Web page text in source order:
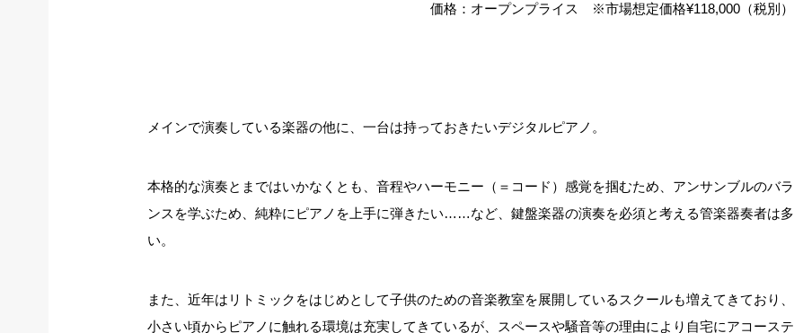
価格：オープンプライス ※市場想定価格¥118,000（税別）
メインで演奏している楽器の他に、一台は持っておきたいデジタルピアノ。
本格的な演奏とまではいかなくとも、音程やハーモニー（＝コード）感覚を掴むため、アンサンブルのバラ
ンスを学ぶため、純粋にピアノを上手に弾きたい……など、鍵盤楽器の演奏を必須と考える管楽器奏者は多
い。
また、近年はリトミックをはじめとして子供のための音楽教室を展開しているスクールも増えてきており、
小さい頃からピアノに触れる環境は充実してきているが、スペースや騒音等の理由により自宅にアコーステ